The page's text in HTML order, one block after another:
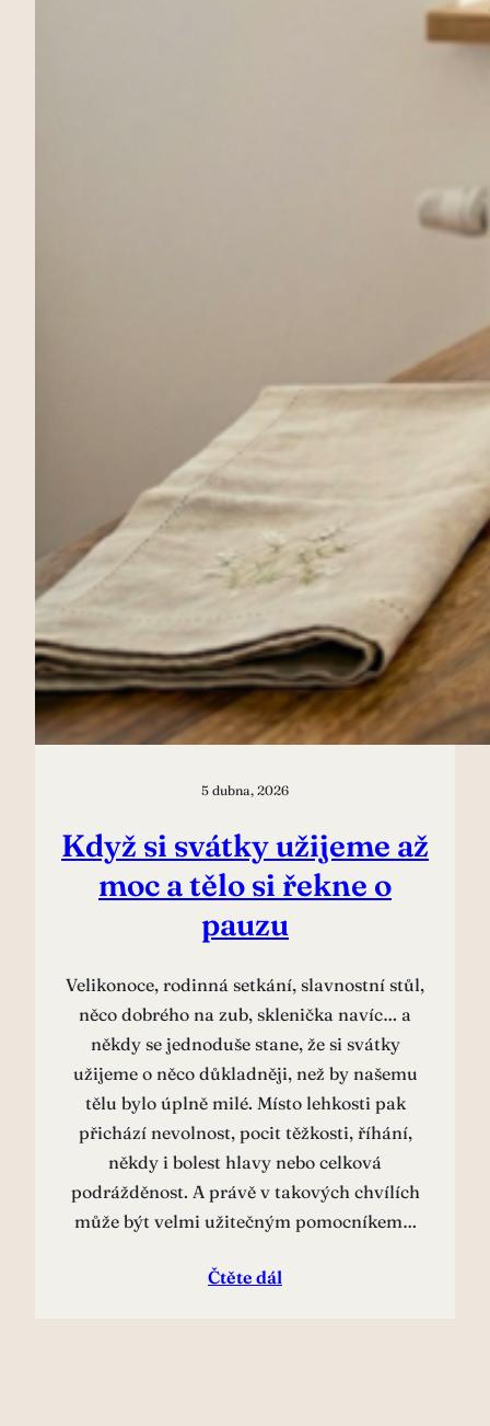
5 dubna, 2026
Když si svátky užijeme až
moc a tělo si řekne o
pauzu
Velikonoce, rodinná setkání, slavnostní stůl,
něco dobrého na zub, sklenička navíc… a
někdy se jednoduše stane, že si svátky
užijeme o něco důkladněji, než by našemu
tělu bylo úplně milé. Místo lehkosti pak
přichází nevolnost, pocit těžkosti, říhání,
někdy i bolest hlavy nebo celková
podrážděnost. A právě v takových chvílích
může být velmi užitečným pomocníkem…
Čtěte dál